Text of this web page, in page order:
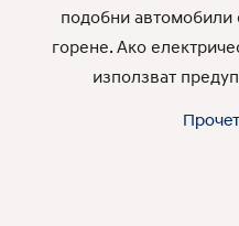
подобни автомобили
горене. Ако
използват
разликата е